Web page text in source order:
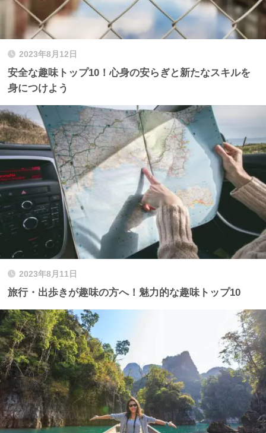
2023年8月12日
安全な趣味トップ10！心身の安らぎと新たなスキルを
身につけよう
2023年8月11日
旅行・出歩きが趣味の方へ！魅力的な趣味トップ10